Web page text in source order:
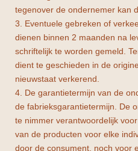
tegenover de ondernemer kan
3. Eventuele gebreken of
dienen binnen 2 maanden na
schriftelijk te worden gemeld.
dient te geschieden in de
nieuwstaat verkerend.
4. De garantietermijn van de
de fabrieksgarantietermijn. De
te nimmer verantwoordelijk
van de producten voor elke
door de consument, noch voor